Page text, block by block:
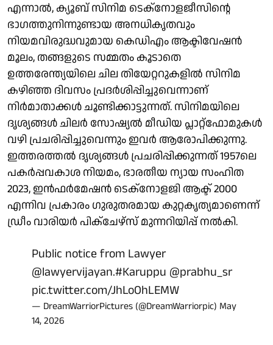
എന്നാൽ, ക്യൂബ് സിനിമ ടെക്നോളജീസിന്റെ
ഭാഗത്തുനിന്നുണ്ടായ അനധികൃതവും
നിയമവിരുദ്ധവുമായ കെഡിഎം ആക്ടിവേഷൻ
മൂലം, തങ്ങളുടെ സമ്മതം കൂടാതെ
ഉത്തരേന്ത്യയിലെ ചില തിയേറ്ററുകളിൽ സിനിമ
കഴിഞ്ഞ ദിവസം പ്രദർശിപ്പിച്ചുവെന്നാണ്
നിർമാതാക്കൾ ചൂണ്ടിക്കാട്ടുന്നത്. സിനിമയിലെ
ദൃശ്യങ്ങൾ ചിലർ സോഷ്യൽ മീഡിയ പ്ലാറ്റ്‌ഫോമുകൾ
വഴി പ്രചരിപ്പിച്ചുവെന്നും ഇവർ ആരോപിക്കുന്നു.
ഇത്തരത്തൽ ദൃശ്യങ്ങൾ പ്രചരിപ്പിക്കുന്നത് 1957ലെ
പകർപ്പവകാശ നിയമം, ഭാരതീയ ന്യായ സംഹിത
2023, ഇൻഫർമേഷൻ ടെക്നോളജി ആക്ട് 2000
എന്നിവ പ്രകാരം ഗുരുതരമായ കുറ്റകൃത്യമാണെന്ന്
ഡ്രീം വാരിയർ പിക്ചേഴ്സ് മുന്നറിയിപ്പ് നൽകി.
Public notice from Lawyer
@lawyervijayan.#Karuppu @prabhu_sr
pic.twitter.com/JhLoOhLEMW
— DreamWarriorPictures (@DreamWarriorpic) May
14, 2026